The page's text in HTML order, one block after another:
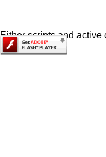
Either scripts and active